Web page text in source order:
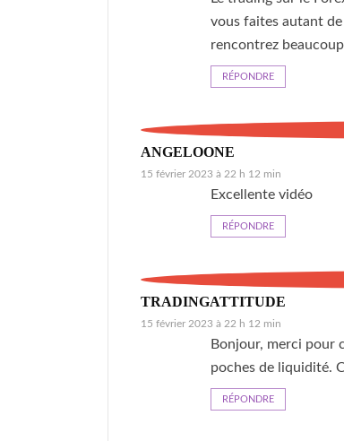
vous faites autant
rencontrez
RÉPONDRE
ANGELOONE
15 février 2023 à 22 h 12 min
Excellente vidéo
RÉPONDRE
TRADINGATTITUDE
15 février 2023 à 22 h 12 min
Bonjour, merci pour
poches de liquidité.
RÉPONDRE